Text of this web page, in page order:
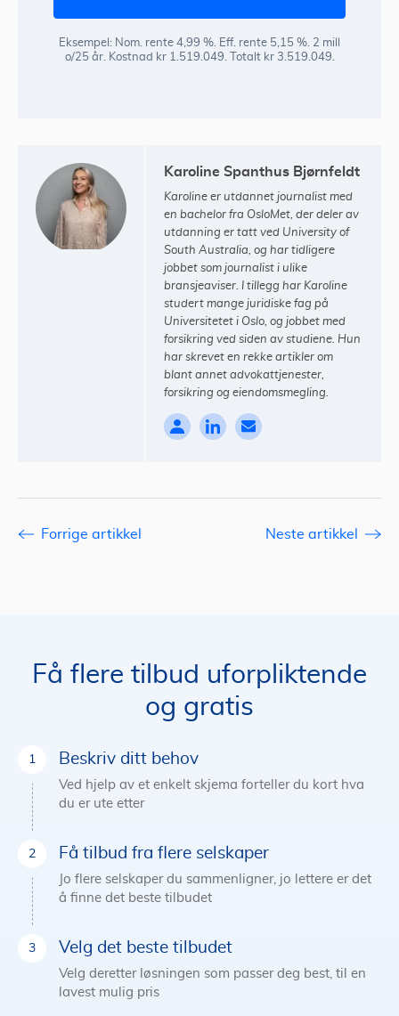
Eksempel: Nom. rente 4,99 %. Eff. rente 5,15 %. 2 mill
o/25 år. Kostnad kr 1.519.049. Totalt kr 3.519.049.
Karoline Spanthus Bjørnfeldt
Karoline er utdannet journalist med
en bachelor fra OsloMet, der deler av
utdanning er tatt ved University of
South Australia, og har tidligere
jobbet som journalist i ulike
bransjeaviser. I tillegg har Karoline
studert mange juridiske fag på
Universitetet i Oslo, og jobbet med
forsikring ved siden av studiene. Hun
har skrevet en rekke artikler om
blant annet advokattjenester,
forsikring og eiendomsmegling.
Forrige artikkel Neste artikkel
Få flere tilbud uforpliktende
og gratis
Beskriv ditt behov
Ved hjelp av et enkelt skjema forteller du kort hva
du er ute etter
Få tilbud fra flere selskaper
Jo flere selskaper du sammenligner, jo lettere er det
å finne det beste tilbudet
Velg det beste tilbudet
Velg deretter løsningen som passer deg best, til en
lavest mulig pris